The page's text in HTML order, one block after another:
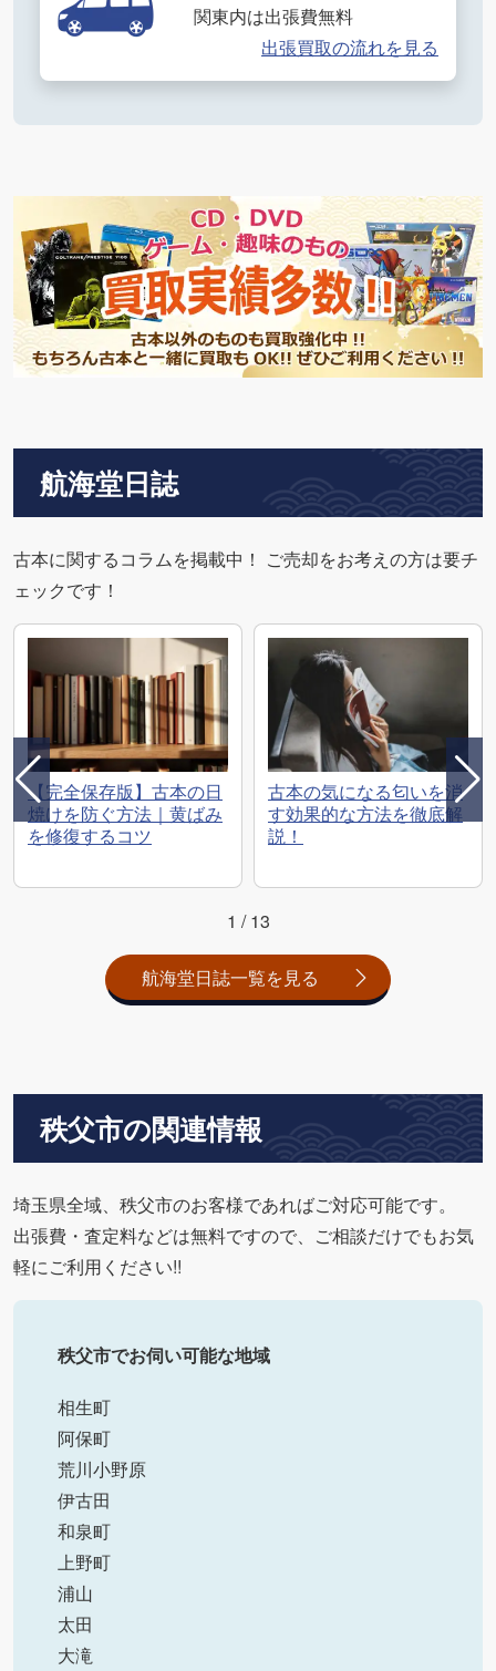
関東内は出張費無料
出張買取の流れを見る
航海堂日誌
古本に関するコラムを掲載中！ ご売却をお考えの方は要チ
ェックです！
【完全保存版】古本の日
焼けを防ぐ方法｜黄ばみ
を修復するコツ
古本の気になる匂いを消
す効果的な方法を徹底解
説！
1 /13
航海堂日誌一覧を見る
秩父市の関連情報
埼玉県全域、秩父市のお客様であればご対応可能です。
出張費・査定料などは無料ですので、ご相談だけでもお気
軽にご利用ください!!
秩父市でお伺い可能な地域
相生町
阿保町
荒川小野原
伊古田
和泉町
上野町
浦山
太田
大滝